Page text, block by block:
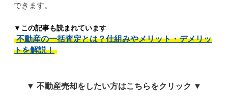
できます。
▼この記事も読まれています
不動産の一括査定とは？仕組みやメリット・デメリッ
トを解説！
▼ 不動産売却をしたい方はこちらをクリック ▼